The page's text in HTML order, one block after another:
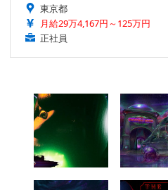
東京都
月給29万4,167円～125万円
正社員